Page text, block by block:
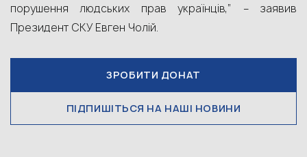
порушення людських прав українців,” – заявив
Президент СКУ Евген Чолій.
ЗРОБИТИ ДОНАТ
ПІДПИШІТЬСЯ НА НАШІ НОВИНИ